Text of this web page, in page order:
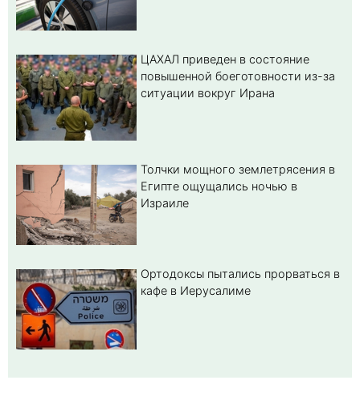
ЦАХАЛ приведен в состояние
повышенной боеготовности из-за
ситуации вокруг Ирана
Толчки мощного землетрясения в
Египте ощущались ночью в
Израиле
Ортодоксы пытались прорваться в
кафе в Иерусалиме